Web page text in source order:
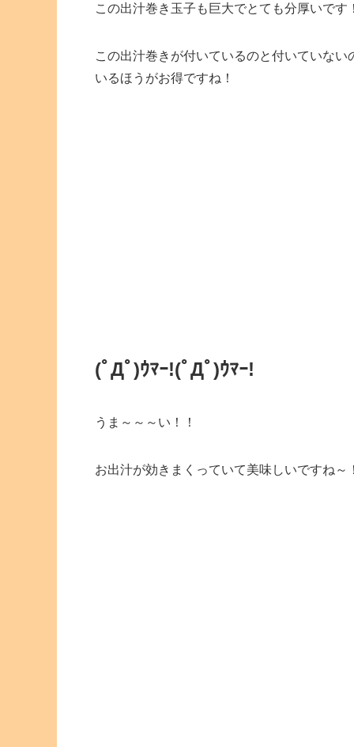
この出汁巻き玉子も巨大でとても分厚いです！
この出汁巻きが付いているのと付いていな
いるほうがお得ですね！
(ﾟДﾟ)ｳﾏｰ!(ﾟДﾟ)ｳﾏｰ!
うま～～～い！！
お出汁が効きまくっていて美味しいですね～！